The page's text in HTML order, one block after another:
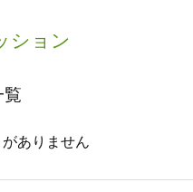
ション
覧
ありません